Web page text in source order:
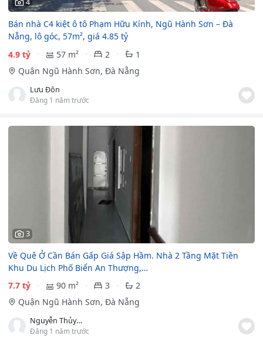
4
Bán nhà C4 kiệt ô tô Phạm Hữu Kính, Ngũ Hành Sơn – Đà
Nẵng, lô góc, 57m², giá 4.85 tỷ
4.9 tỷ
57 m² 2
1
Quận Ngũ Hành Sơn, Đà Nẵng
Lưu Đôn
Đăng 1 năm trước
3
Về Quê Ở Cần Bán Gấp Giá Sập Hầm. Nhà 2 Tầng Mặt Tiền
Khu Du Lịch Phố Biển An Thượng,…
7.7 tỷ
90 m² 3
2
Quận Ngũ Hành Sơn, Đà Nẵng
Nguyễn Thủy Hoàng
Đăng 1 năm trước